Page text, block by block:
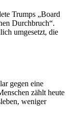
Trumps „Board
Durchbruch“.
umgesetzt, die
gegen eine
zählt heute
weniger